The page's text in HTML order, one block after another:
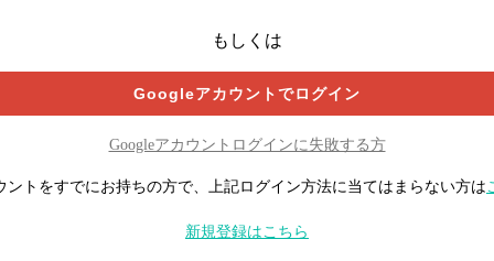
もしくは
Googleアカウントでログイン
Googleアカウントログインに失敗する方
ントをすでにお持ちの方で、上記ログイン方法に当てはまらない方は
新規登録はこちら